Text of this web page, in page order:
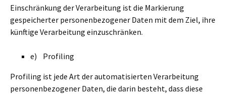
Einschränkung der Verarbeitung ist die Markierung
gespeicherter personenbezogener Daten mit dem Ziel, ihre
künftige Verarbeitung einzuschränken.
e) Profiling
Profiling ist jede Art der automatisierten Verarbeitung
personenbezogener Daten, die darin besteht, dass diese